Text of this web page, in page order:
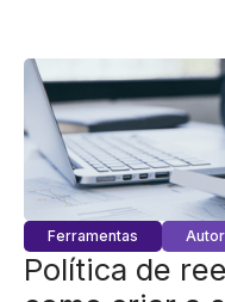
Ferramentas
Política de